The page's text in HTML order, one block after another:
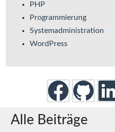
PHP
Programmierung
Systemadministration
WordPress
Alle Beiträge